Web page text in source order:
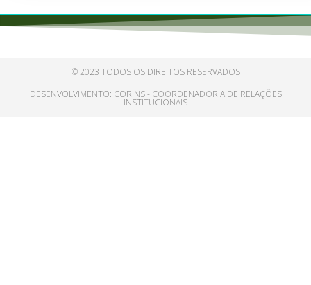
© 2023 TODOS OS DIREITOS RESERVADOS
DESENVOLVIMENTO: CORINS - COORDENADORIA DE RELAÇÕES
INSTITUCIONAIS